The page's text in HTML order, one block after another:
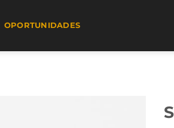
OPORTUNIDADES